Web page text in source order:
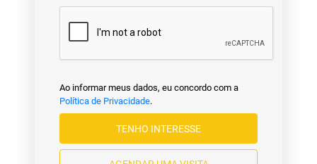
Ao informar meus dados, eu concordo com a
Política de Privacidade.
TENHO INTERESSE